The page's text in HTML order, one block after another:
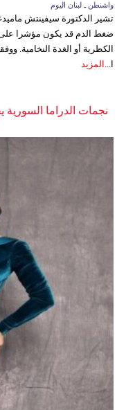
واشنطن ـ لبنان اليوم
تشير الدكتورة سيفينتش
ضغط الدم قد يكون مؤشرا على
الكظرية أو الغدة النخامية.
ا... المزيد
نجمات الدراما